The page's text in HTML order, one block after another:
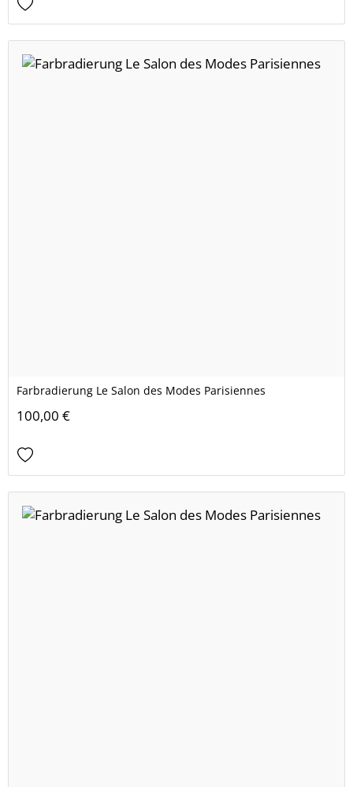
Farbradierung Le Salon des Modes Parisiennes
100,00 €